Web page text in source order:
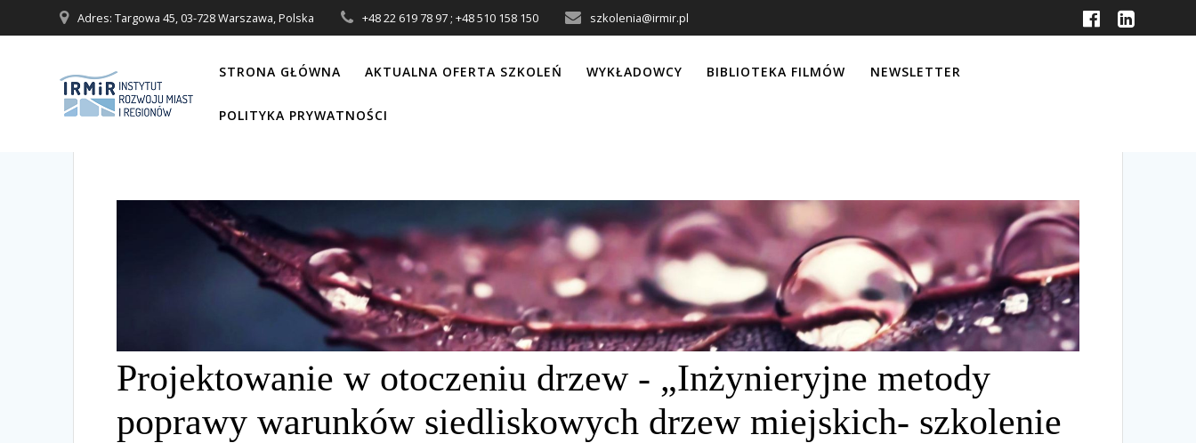
to
Adres: Targowa 45, 03-728 Warszawa, Polska +48 22 619 78 97 ; +48 510 158 150 szkolenia@irmir.pl
STRONA GŁÓWNA AKTUALNA OFERTA SZKOLEŃ WYKŁADOWCY BIBLIOTEKA FILMÓW NEWSLETTER
POLITYKA PRYWATNOŚCI
Projektowanie w otoczeniu drzew - „Inżynieryjne metody
poprawy warunków siedliskowych drzew miejskich- szkolenie